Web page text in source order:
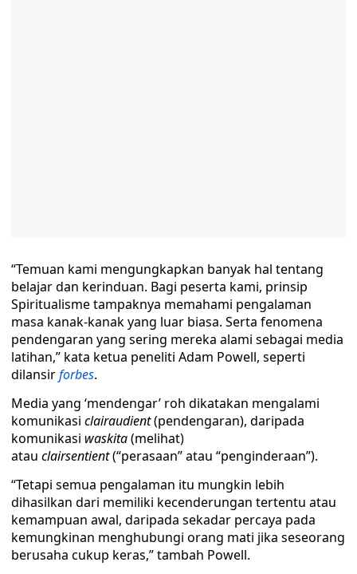
“Temuan kami mengungkapkan banyak hal tentang
belajar dan kerinduan. Bagi peserta kami, prinsip
Spiritualisme tampaknya memahami pengalaman
masa kanak-kanak yang luar biasa. Serta fenomena
pendengaran yang sering mereka alami sebagai media
latihan,” kata ketua peneliti Adam Powell, seperti
dilansirforbes.
Media yang ‘mendengar’ roh dikatakan mengalami
komunikasi clairaudient(pendengaran), daripada
komunikasi waskita(melihat)
atau clairsentient(“perasaan” atau “penginderaan”).
“Tetapi semua pengalaman itu mungkin lebih
dihasilkan dari memiliki kecenderungan tertentu atau
kemampuan awal, daripada sekadar percaya pada
kemungkinan menghubungi orang mati jika seseorang
berusaha cukup keras,” tambah Powell.